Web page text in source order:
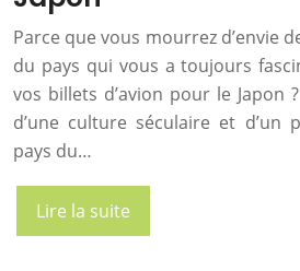
Parce que vous mourrez d’envie
du pays qui vous a toujours
vos billets d’avion pour le Japon
d’une culture séculaire et d’un
pays du…
Lire la suite